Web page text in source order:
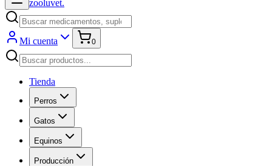
zooluvet.
Mi cuenta 0
Tienda
Perros
Gatos
Equinos
Producción